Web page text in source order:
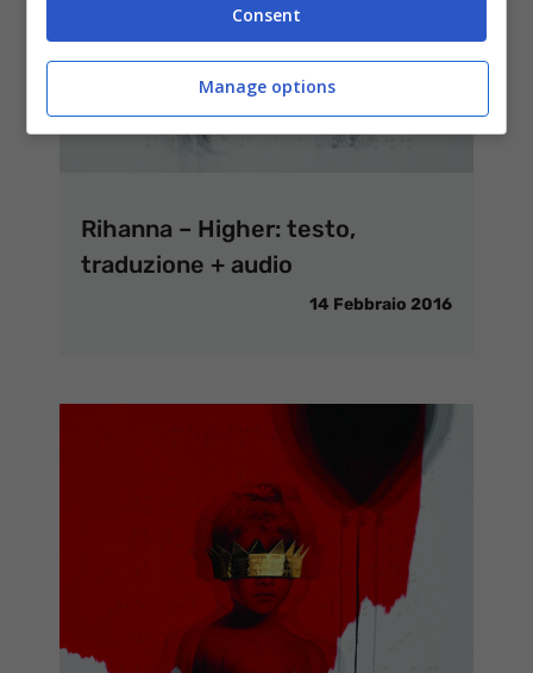
Rihanna – Higher: testo,
traduzione + audio
14 Febbraio 2016
Consent
Manage options